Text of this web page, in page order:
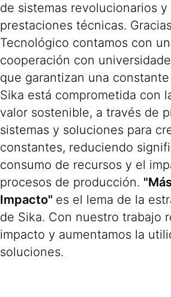
de sistemas revolucionarios y
prestaciones técnicas.
Tecnológico contamos con
cooperación con
que garantizan una
Sika está comprometida con
valor sostenible, a través de
sistemas y soluciones para
constantes, reduciendo
consumo de recursos y el
procesos de producción.
Impacto" es el lema de la
de Sika. Con nuestro trabajo
impacto y aumentamos la
soluciones.